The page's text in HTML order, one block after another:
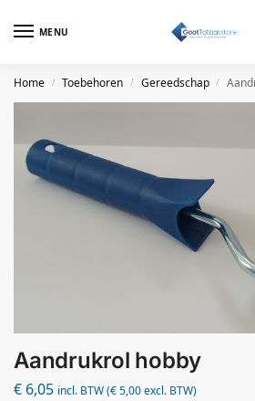
MENU
Home / Toebehoren / Gereedschap /
Aandrukrol hobby
€ 6,05 incl. BTW (€5,00excl. BTW)